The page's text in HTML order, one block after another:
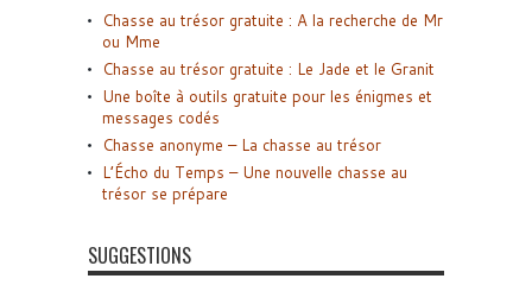
Chasse au trésor gratuite : A la recherche de Mr
ou Mme
Chasse au trésor gratuite : Le Jade et le Granit
Une boîte à outils gratuite pour les énigmes et
messages codés
Chasse anonyme – La chasse au trésor
L’Écho du Temps – Une nouvelle chasse au
trésor se prépare
SUGGESTIONS